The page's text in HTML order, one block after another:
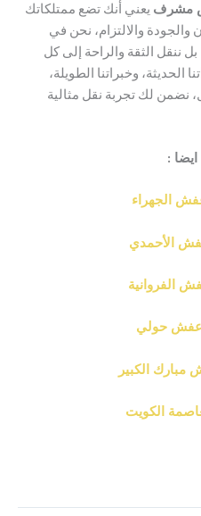
يعني أنك تضع ممتلكاتك
والالتزام، نحن في
والراحة إلى كل
وخبراتنا الطويلة،
تجربة نقل مثالية